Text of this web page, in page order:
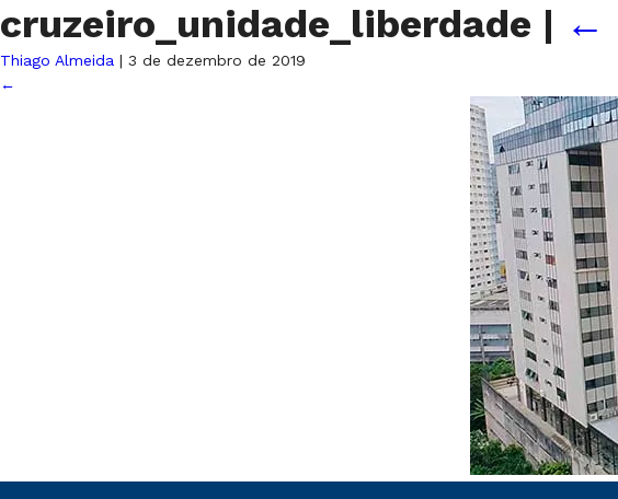
cruzeiro_unidade_liberdade | ←
Thiago Almeida | 3 de dezembro de 2019
←